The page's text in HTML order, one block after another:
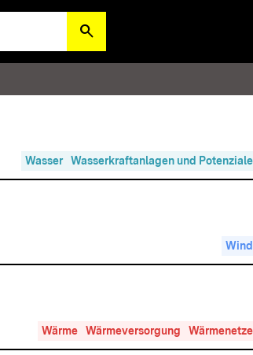
searchSuche ausführen
Wasser Wasserkraftanlagen und Potenziale
Wind
Wärme Wärmeversorgung Wärmenetze